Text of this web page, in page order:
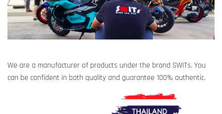
We are a manufacturer of products under the brand SWITs. You
can be confident in both quality and guarantee 100% authentic.